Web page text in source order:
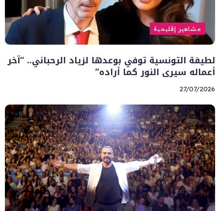
مشاهير إقليمية
لطيفة التونسية توفي بوعدها لزياد الرحباني.. “آخر
أعماله سيرى النور كما أراده”
27/07/2026